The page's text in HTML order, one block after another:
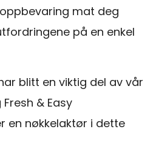
mat deg
på en enkel
blitt en viktig del av vår
& Easy
en nøkkelaktør i dette